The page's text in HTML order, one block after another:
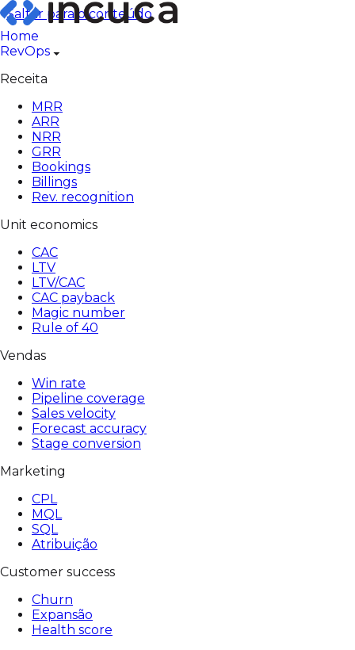
Pular
para
o
conteúdo
Saltar para o conteúdo
Home
RevOps
Receita
MRR
ARR
NRR
GRR
Bookings
Billings
Rev. recognition
Unit economics
CAC
LTV
LTV/CAC
CAC payback
Magic number
Rule of 40
Vendas
Win rate
Pipeline coverage
Sales velocity
Forecast accuracy
Stage conversion
Marketing
CPL
MQL
SQL
Atribuição
Customer success
Churn
Expansão
Health score